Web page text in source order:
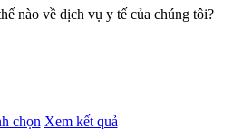
nào về dịch vụ y tế của chúng tôi?
chọn Xem kết quả